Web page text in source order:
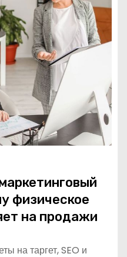
физическое
на продажи
на таргет, SEO и